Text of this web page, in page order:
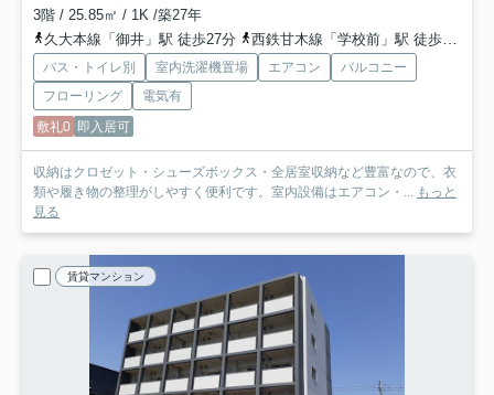
3階 / 25.85㎡ / 1K /築27年
久大本線「御井」駅 徒歩27分
西鉄甘木線「学校前」駅 徒歩28分
バス・トイレ別 室内洗濯機置場 エアコン
バルコニー
フローリング
電気有
敷礼0 即入居可
収納はクロゼット・シューズボックス・全居室収納など豊富なので、衣
類や履き物の整理がしやすく便利です。室内設備はエアコン・... もっと
見る
賃貸マンション